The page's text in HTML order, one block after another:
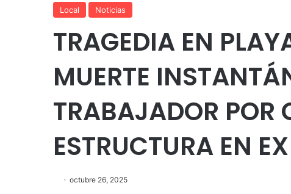
Local Noticias
TRAGEDIA EN
MUERTE
TRABAJADOR POR
ESTRUCTURA EN
octubre 26, 2025